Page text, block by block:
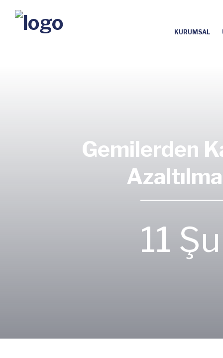
KURUMSAL
Gemilerden
11